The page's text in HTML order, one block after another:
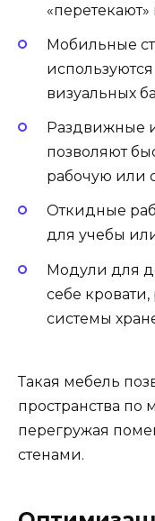
Мобильные
визуальных
Раздвижные
позволяют
рабочую или
Откидные
для учебы
Модули для
себе
системы
Такая мебель
пространства по
перегружая
стенами.